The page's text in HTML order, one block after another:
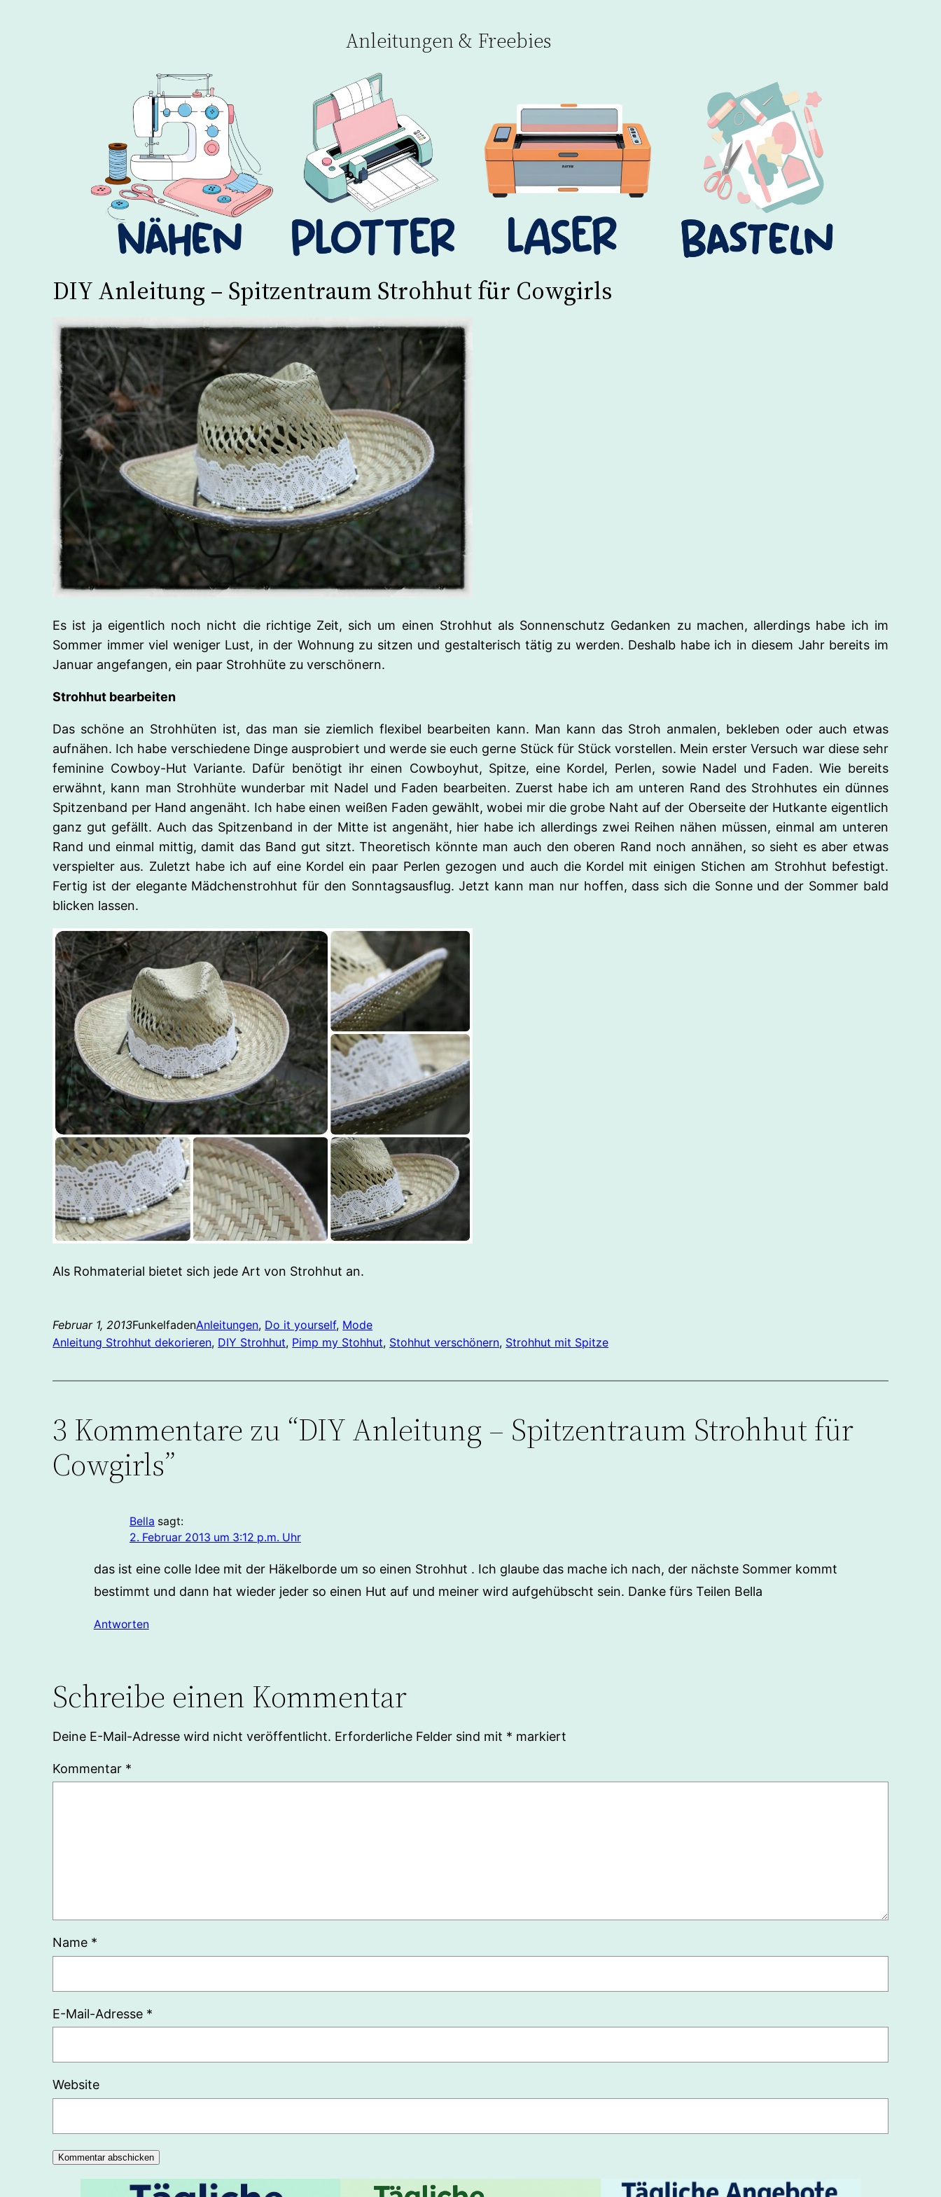
Anleitungen & Freebies
DIY Anleitung – Spitzentraum Strohhut für Cowgirls
Es ist ja eigentlich noch nicht die richtige Zeit, sich um einen Strohhut als Sonnenschutz Gedanken zu machen, allerdings habe ich im
Sommer immer viel weniger Lust, in der Wohnung zu sitzen und gestalterisch tätig zu werden. Deshalb habe ich in diesem Jahr bereits im
Januar angefangen, ein paar Strohhüte zu verschönern.
Strohhut bearbeiten
Das schöne an Strohhüten ist, das man sie ziemlich flexibel bearbeiten kann. Man kann das Stroh anmalen, bekleben oder auch etwas
aufnähen. Ich habe verschiedene Dinge ausprobiert und werde sie euch gerne Stück für Stück vorstellen. Mein erster Versuch war diese sehr
feminine Cowboy-Hut Variante. Dafür benötigt ihr einen Cowboyhut, Spitze, eine Kordel, Perlen, sowie Nadel und Faden. Wie bereits
erwähnt, kann man Strohhüte wunderbar mit Nadel und Faden bearbeiten. Zuerst habe ich am unteren Rand des Strohhutes ein dünnes
Spitzenband per Hand angenäht. Ich habe einen weißen Faden gewählt, wobei mir die grobe Naht auf der Oberseite der Hutkante eigentlich
ganz gut gefällt. Auch das Spitzenband in der Mitte ist angenäht, hier habe ich allerdings zwei Reihen nähen müssen, einmal am unteren
Rand und einmal mittig, damit das Band gut sitzt. Theoretisch könnte man auch den oberen Rand noch annähen, so sieht es aber etwas
verspielter aus. Zuletzt habe ich auf eine Kordel ein paar Perlen gezogen und auch die Kordel mit einigen Stichen am Strohhut befestigt.
Fertig ist der elegante Mädchenstrohhut für den Sonntagsausflug. Jetzt kann man nur hoffen, dass sich die Sonne und der Sommer bald
blicken lassen.
Als Rohmaterial bietet sich jede Art von Strohhut an.
Februar 1, 2013FunkelfadenAnleitungen, Do it yourself, Mode
Anleitung Strohhut dekorieren, DIY Strohhut, Pimp my Stohhut, Stohhut verschönern, Strohhut mit Spitze
3 Kommentare zu “DIY Anleitung – Spitzentraum Strohhut für
Cowgirls”
Bella sagt:
2. Februar 2013 um 3:12 p.m. Uhr
das ist eine colle Idee mit der Häkelborde um so einen Strohhut . Ich glaube das mache ich nach, der nächste Sommer kommt
bestimmt und dann hat wieder jeder so einen Hut auf und meiner wird aufgehübscht sein. Danke fürs Teilen Bella
Antworten
Schreibe einen Kommentar
Deine E-Mail-Adresse wird nicht veröffentlicht. Erforderliche Felder sind mit * markiert
Kommentar *
Name *
E-Mail-Adresse *
Website